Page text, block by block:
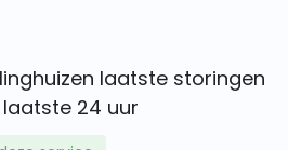
laatste storingen
24 uur